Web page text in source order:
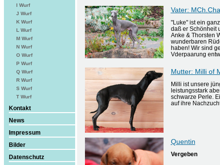
I Wurf
J Wurf
K Wurf
L Wurf
M Wurf
N Wurf
O Wurf
P Wurf
Q Wurf
R Wurf
S Wurf
T Wurf
Kontakt
News
Impressum
Bilder
Datenschutz
Vater:
"Luke" ist ein
daß er Schönheit
Anke & Thorsten
wunderbaren
haben! Wir sind
Vderpaarung
Mutter: Milli of
Milli ist unsere
leistungsstark
schwarze Perle.
auf ihre
Quentin
Vergeben